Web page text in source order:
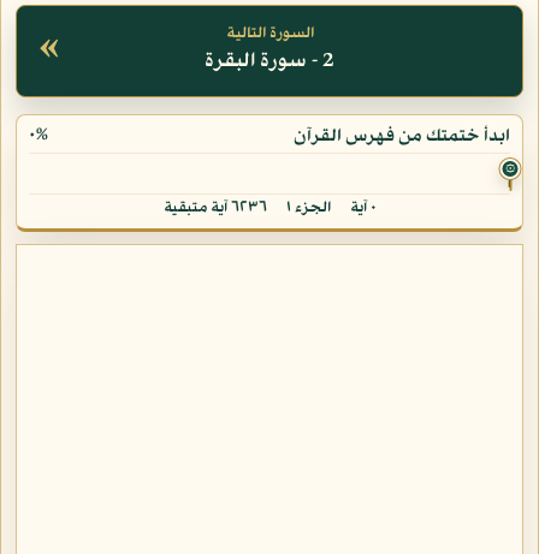
« السورة التالية
2 - سورة البقرة
ابدأ ختمتك من فهرس القرآن ٠%
۞
٠ آية الجزء ١ ٦٢٣٦ آية متبقية